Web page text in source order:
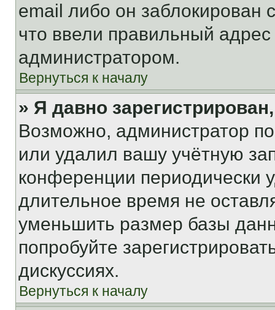
email либо он
что ввели правильный адрес
администратором.
Вернуться к началу
» Я давно
Возможно, администратор
или удалил вашу учётную
конференции периодически
длительное время не
уменьшить размер базы
попробуйте
дискуссиях.
Вернуться к началу